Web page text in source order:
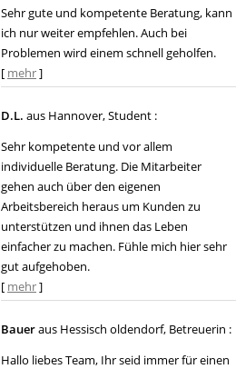
Sehr gute und kompetente Beratung, kann
ich nur weiter empfehlen. Auch bei
Problemen wird einem schnell geholfen.
[ mehr]
D.L. aus Hannover, Student :
Sehr kompetente und vor allem
individuelle Beratung. Die Mitarbeiter
gehen auch über den eigenen
Arbeitsbereich heraus um Kunden zu
unterstützen und ihnen das Leben
einfacher zu machen. Fühle mich hier sehr
gut aufgehoben.
[ mehr]
Baueraus Hessisch oldendorf, Betreuerin :
Hallo liebes Team, Ihr seid immer für einen